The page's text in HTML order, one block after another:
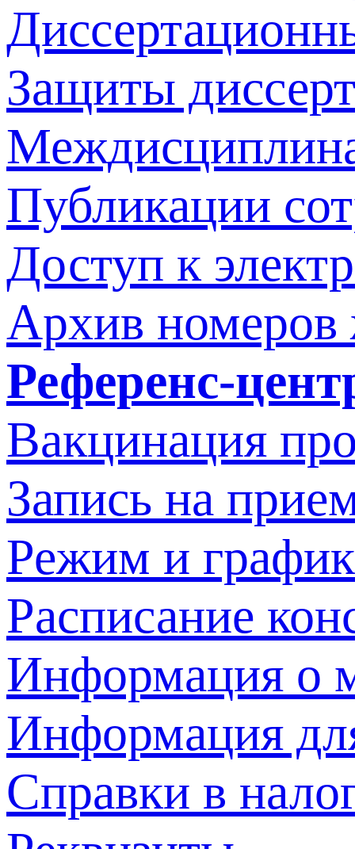
Защиты
Публикации
Доступ к
Архив номеров
Референс-
Вакцинация
Запись на
Режим и
Расписание
Информация о
Информация
Справки в